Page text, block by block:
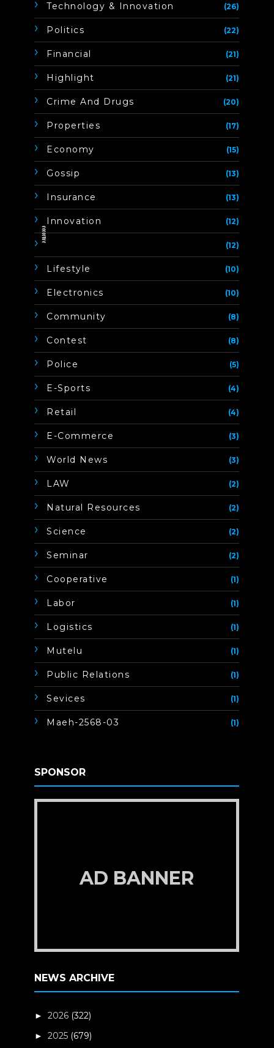
Technology & Innovation (26)
Politics (22)
Financial (21)
Highlight (21)
Crime And Drugs (20)
Properties (17)
Economy (15)
Gossip (13)
Insurance (13)
Innovation (12)
(12)
Lifestyle (10)
Electronics (10)
Community (8)
Contest (8)
Police (5)
E-Sports (4)
Retail (4)
E-Commerce (3)
World News (3)
LAW (2)
Natural Resources (2)
Science (2)
Seminar (2)
Cooperative (1)
Labor (1)
Logistics (1)
Mutelu (1)
Public Relations (1)
Sevices (1)
Maeh-2568-03 (1)
SPONSOR
AD BANNER
NEWS ARCHIVE
►2026 (322)
►2025 (679)